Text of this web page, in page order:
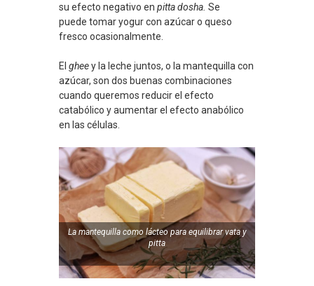
su efecto negativo en pitta dosha. Se
puede tomar yogur con azúcar o queso
fresco ocasionalmente.
El gheey la leche juntos, o la mantequilla con
azúcar, son dos buenas combinaciones
cuando queremos reducir el efecto
catabólico y aumentar el efecto anabólico
en las células.
La mantequilla como lácteo para equilibrarvatay
pitta